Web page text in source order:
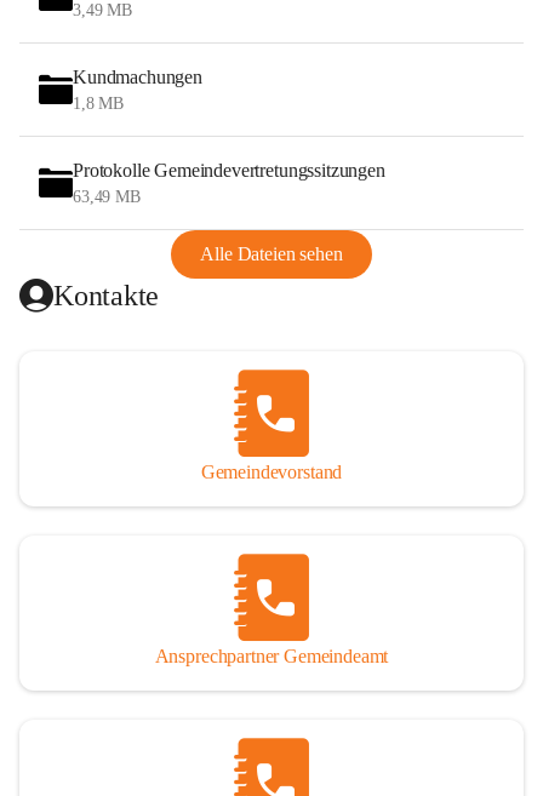
3,49 MB
Kundmachungen
1,8 MB
Protokolle Gemeindevertretungssitzungen
63,49 MB
Alle Dateien sehen
Kontakte
Gemeindevorstand
Ansprechpartner Gemeindeamt